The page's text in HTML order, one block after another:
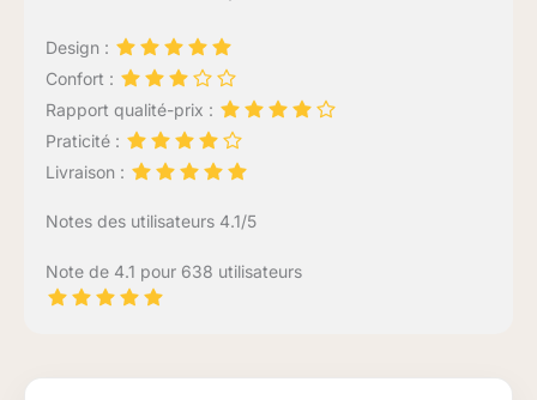
Design :
Confort :
Rapport qualité-prix :
Praticité :
Livraison :
Notes des utilisateurs 4.1/5
Note de 4.1 pour 638 utilisateurs